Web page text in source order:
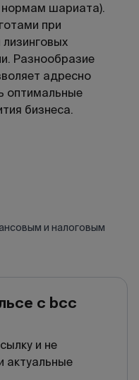
нормам шариата).
при
Разнообразие
адресно
оптимальные
бизнеса.
и налоговым
с bcc
и не
актуальные